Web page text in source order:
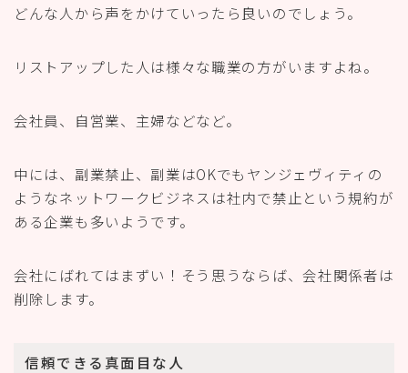
どんな人から声をかけていったら良いのでしょう。
リストアップした人は様々な職業の方がいますよね。
会社員、自営業、主婦などなど。
中には、副業禁止、副業はOKでもヤンジェヴィティの
ようなネットワークビジネスは社内で禁止という規約が
ある企業も多いようです。
会社にばれてはまずい！そう思うならば、会社関係者は
削除します。
信頼できる真面目な人